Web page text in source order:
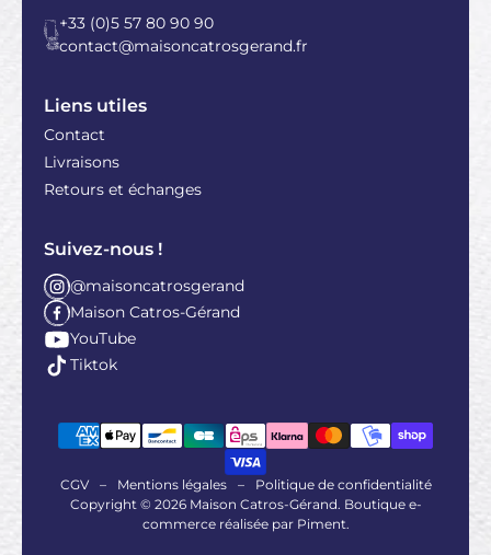
+33 (0)5 57 80 90 90
contact@maisoncatrosgerand.fr
Liens utiles
Contact
Livraisons
Retours et échanges
Suivez-nous !
@maisoncatrosgerand
Maison Catros-Gérand
YouTube
Tiktok
CGV – Mentions légales –
Politique de confidentialité
Copyright © 2026 Maison Catros-Gérand. Boutique e-
commerce réalisée par Piment.